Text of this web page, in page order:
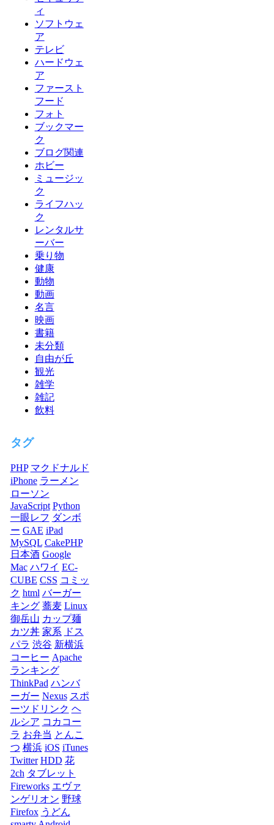
ィ
ソフトウェ
ア
テレビ
ハードウェ
ア
ファースト
フード
フォト
ブックマー
ク
ブログ関連
ホビー
ミュージッ
ク
ライフハッ
ク
レンタルサ
ーバー
乗り物
健康
動物
動画
名言
映画
書籍
未分類
自由が丘
観光
雑学
雑記
飲料
タグ
PHP マクドナルド
iPhone ラーメン
ローソン
JavaScript Python
一眼レフ ダンボ
ー GAE iPad
MySQL CakePHP
日本酒 Google
Mac ハワイ EC-
CUBE CSS コミッ
ク html バーガー
キング 蕎麦 Linux
御岳山 カップ麺
カツ丼 家系 ドス
パラ 渋谷 新横浜
コーヒー Apache
ランキング
ThinkPad ハンバ
ーガー Nexus スポ
ーツドリンク ヘ
ルシア コカコー
ラ お弁当 とんこ
つ 横浜 iOS iTunes
Twitter HDD 花
2ch タブレット
Fireworks エヴァ
ンゲリオン 野球
Firefox うどん